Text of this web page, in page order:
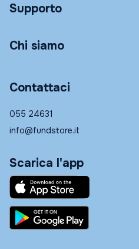
Supporto
Chi siamo
Contattaci
055 24631
info@fundstore.it
Scarica l'app